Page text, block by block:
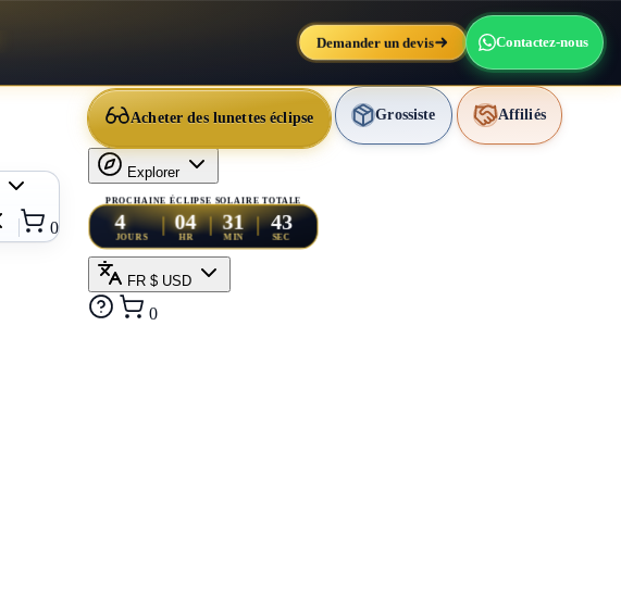
Demander un devis Contactez-nous
0
Acheter des lunettes éclipse Grossiste Affiliés
Explorer
PROCHAINE ÉCLIPSE SOLAIRE TOTALE
4
JOURS
04
HR
31
MIN
41
SEC
FR $ USD
0